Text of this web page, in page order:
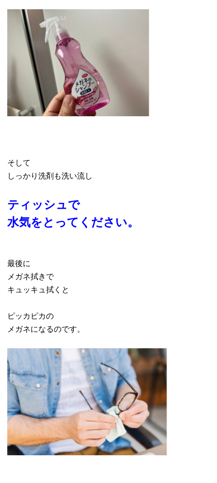
そして
しっかり洗剤も洗い流し
ティッシュで
水気をとってください。
最後に
メガネ拭きで
キュッキュ拭くと
ピッカピカの
メガネになるのです。